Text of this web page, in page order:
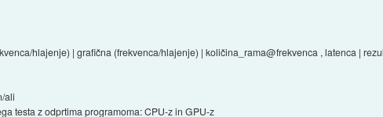
hlajenje) | grafična (frekvenca/hlajenje) | količina_rama@frekvenca , latenca |
ali
testa z odprtima programoma: CPU-z in GPU-z